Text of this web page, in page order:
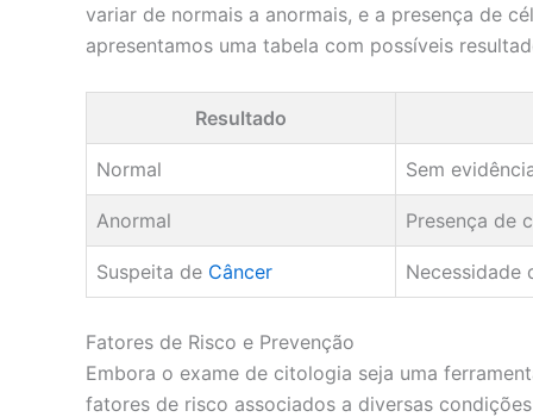
variar de normais a anormais, e a presença de
apresentamos uma tabela com possíveis
Resultado
Normal Sem
Anormal Presença de
Suspeita de Câncer Necessidade
Fatores de Risco e Prevenção
Embora o exame de citologia seja uma
fatores de risco associados a diversas